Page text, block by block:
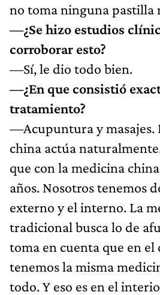
no toma ninguna pastilla
—¿Se hizo estudios
corroborar esto?
—Sí, le dio todo bien.
—¿En que consistió
tratamiento?
—Acupuntura y masajes.
china actúa
que con la medicina
años. Nosotros tenemos
externo y el interno. La
tradicional busca lo de
toma en cuenta que en el
tenemos la misma
todo. Y eso es en el